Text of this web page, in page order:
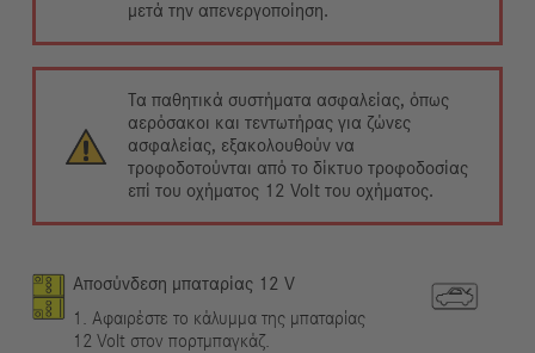
μετά την απενεργοποίηση.
Τα παθητικά συστήματα ασφαλείας, όπως
αερόσακοι και τεντωτήρας για ζώνες
ασφαλείας, εξακολουθούν να
τροφοδοτούνται από το δίκτυο τροφοδοσίας
επί του οχήματος 12 Volt του οχήματος.
Αποσύνδεση μπαταρίας 12 V
1. Αφαιρέστε το κάλυμμα της μπαταρίας
12 Volt στον πορτμπαγκάζ.